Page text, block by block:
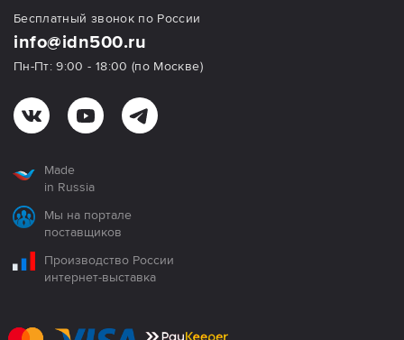
Бесплатный звонок по России
info@idn500.ru
Пн-Пт: 9:00 - 18:00 (по Москве)
Made
in Russia
Мы на портале
поставщиков
Производство России
интернет-выставка